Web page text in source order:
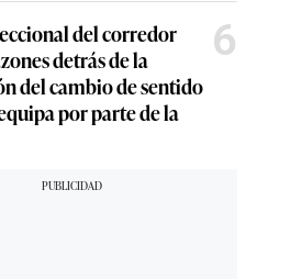
del corredor
detrás de la
del cambio de sentido
por parte de la
6